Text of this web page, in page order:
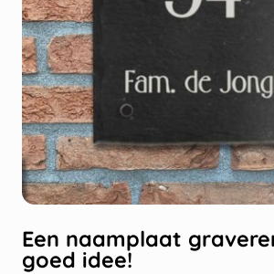
Een naamplaat
goed idee!